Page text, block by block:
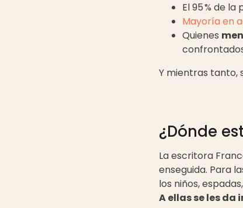
El 95 % de
Mayoría en
Quienes
Y mientras tanto,
¿Dónde
La escritora
enseguida. Para
los niños,
A ellas se les da